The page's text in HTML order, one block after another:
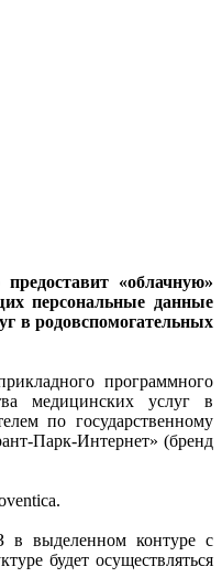
«облачную»
персональные данные
в родовспомогательных
программного
медицинских услуг в
по государственному
Парк-Интернет» (бренд
в выделенном контуре с
будет осуществляться